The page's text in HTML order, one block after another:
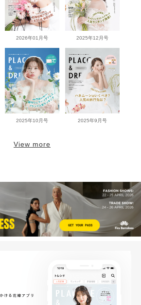
2026年01月号 2025年12月号
2025年10月号 2025年9月号
View more